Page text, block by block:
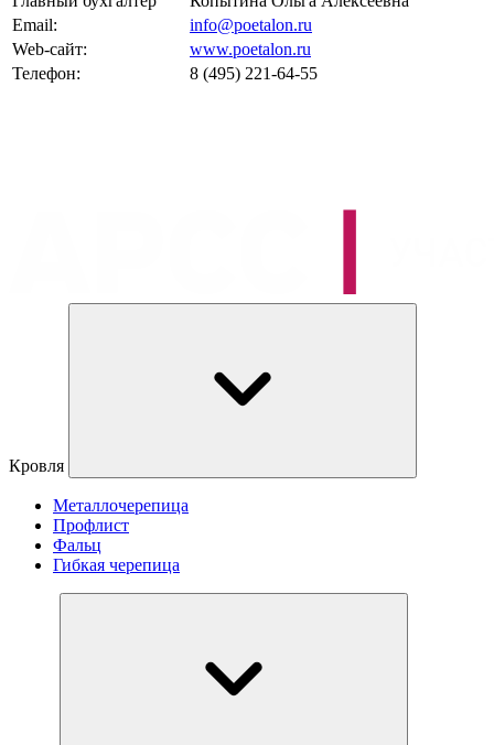
Email:
info@poetalon.ru
Web-сайт:
www.poetalon.ru
Телефон:
8 (495) 221-64-55
Кровля
Металлочерепица
Профлист
Фальц
Гибкая черепица